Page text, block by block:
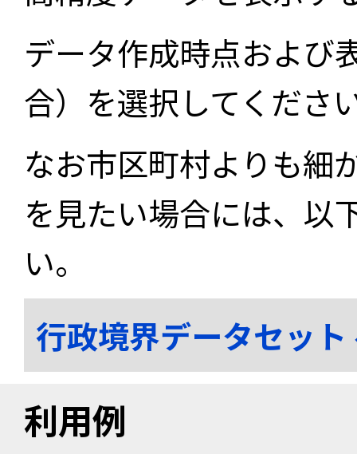
データ作成時点および
合）を選択してくださ
なお市区町村よりも細
を見たい場合には、以
い。
行政境界データセッ
利用例